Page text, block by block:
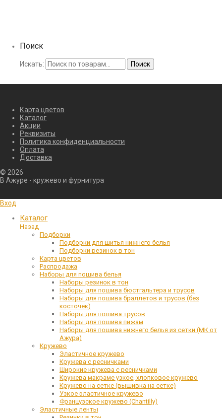
Поиск
Искать: Поиск
Карта цветов
Каталог
Акции
Реквизиты
Политика конфиденциальности
Оплата
Доставка
© 2026
В Ажуре - кружево и фурнитура
Вход
Каталог
Назад
Подборки
Подборки для шитья нижнего белья
Подборки резинок в тон
Карта цветов
Распродажа
Наборы для пошива белья
Наборы резинок в тон
Наборы для пошива бюстгальтера и трусов
Наборы для пошива браллетов и трусов (без
косточек)
Наборы для пошива трусов
Наборы для пошива пижам
Наборы для пошива нижнего белья из сетки (МК от
Ажура)
Кружево
Эластичное кружево
Кружева с ресничками
Широкие кружева с ресничками
Кружева макраме узкое, хлопковое кружево
Кружево на сетке (вышивка на сетке)
Узкое эластичное кружево
Французское кружево (Chantilly)
Эластичные ленты